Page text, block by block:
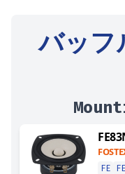
バッフ
FE